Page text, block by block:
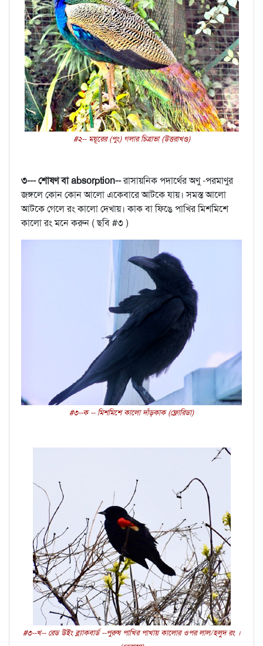
#২-- ময়ূরের (পুং) গলার চিত্রাভা (উত্তরাখণ্ড)
৩--- শোষণ বা absorption--রাসায়নিক পদার্থের অণু -পরমাণুর
জঙ্গলে কোন কোন আলো একেবারে আটকে যায়। সমস্ত আলো
আটকে গেলে রং কালো দেখায়। কাক বা ফিঙে পাখির মিশমিশে
কালো রং মনে করুন ( ছবি #৩ )
#৩--ক -- মিশমিশে কালো দাঁড়কাক (ফ্লোরিডা)
#৩--খ-- রেড উইং ব্ল্যাকবার্ড --পুরুষ পাখির পাখায় কালোর ওপর লাল/হলুদ রং ।